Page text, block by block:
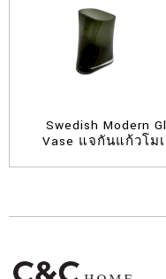
Swedish Modern
Vase แจกันแก้วโม